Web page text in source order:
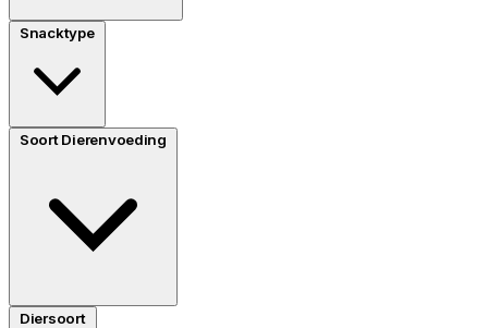
Snacktype
Soort Dierenvoeding
Diersoort